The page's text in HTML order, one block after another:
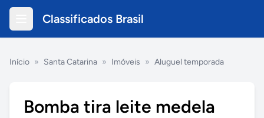
Classificados Brasil
Início » Santa Catarina » Imóveis » Aluguel temporada
Bomba tira leite medela